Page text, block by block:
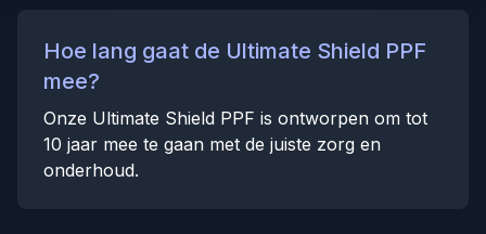
Hoe lang gaat de Ultimate Shield PPF
mee?
Onze Ultimate Shield PPF is ontworpen om tot
10 jaar mee te gaan met de juiste zorg en
onderhoud.